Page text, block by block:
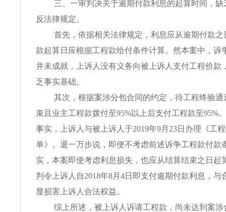
三、一审判决关于逾期付款利息的起算时间，
反法律规定。
首先，依据相关法律规定，利息应从逾期付款
款起算日应根据工程款给付条件计算。然本案中，诉
并未成就，上诉人没有义务向被上诉人支付工程价款
乏事实基础。
其次，根据案涉分包合同的约定，待工程终验
束且业主工程款拨付至95%以上后支付工程款至95%
事实，上诉人与被上诉人于2019年9月23日办理《工
单》。退一万步说，即便不考虑前述诉争工程款付款
实，本案即使考虑利息损失，也应从结算结束之日起
判令上诉人自2018年8月4日即支付逾期付款利息，与
显损害上诉人合法权益。
综上所述，被上诉人诉请工程款，尚未达到案